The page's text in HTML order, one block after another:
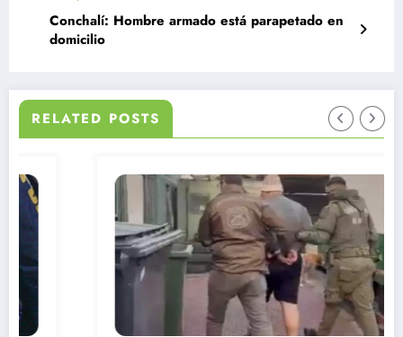
Conchalí: Hombre armado está parapetado en
domicilio
RELATED POSTS